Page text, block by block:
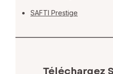
SAFTI Prestige